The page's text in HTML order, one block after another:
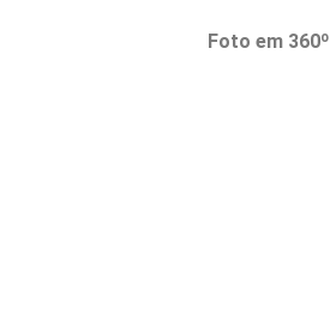
Foto em 360º